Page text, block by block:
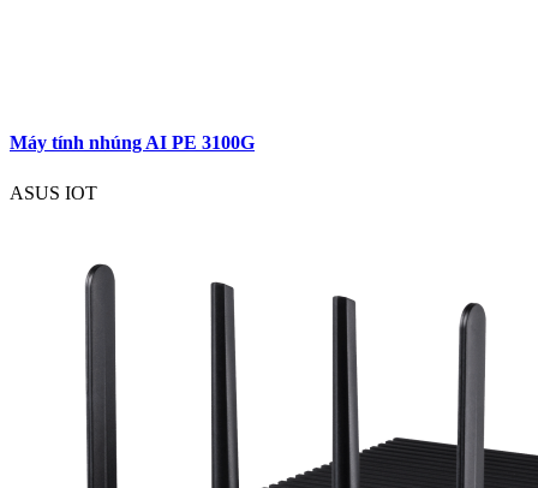
Máy tính nhúng AI PE 3100G
ASUS IOT